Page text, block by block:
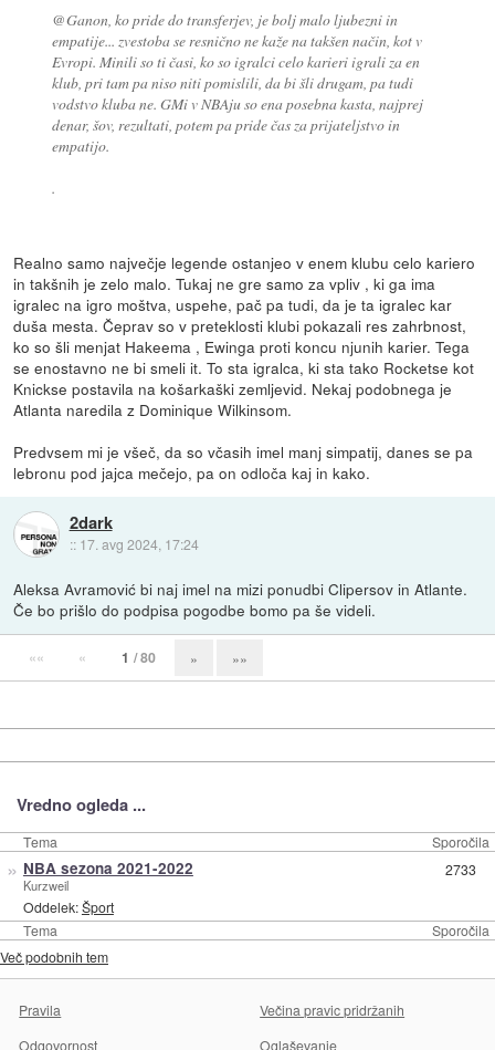
@Ganon, ko pride do transferjev, je bolj malo ljubezni in
empatije... zvestoba se resnično ne kaže na takšen način, kot v
Evropi. Minili so ti časi, ko so igralci celo karieri igrali za en
klub, pri tam pa niso niti pomislili, da bi šli drugam, pa tudi
vodstvo kluba ne. GMi v NBAju so ena posebna kasta, najprej
denar, šov, rezultati, potem pa pride čas za prijateljstvo in
empatijo.
.
Realno samo največje legende ostanjeo v enem klubu celo kariero
in takšnih je zelo malo. Tukaj ne gre samo za vpliv , ki ga ima
igralec na igro moštva, uspehe, pač pa tudi, da je ta igralec kar
duša mesta. Čeprav so v preteklosti klubi pokazali res zahrbnost,
ko so šli menjat Hakeema , Ewinga proti koncu njunih karier. Tega
se enostavno ne bi smeli it. To sta igralca, ki sta tako Rocketse kot
Knickse postavila na košarkaški zemljevid. Nekaj podobnega je
Atlanta naredila z Dominique Wilkinsom.
Predvsem mi je všeč, da so včasih imel manj simpatij, danes se pa
lebronu pod jajca mečejo, pa on odloča kaj in kako.
2dark
:: 17. avg 2024, 17:24
Aleksa Avramović bi naj imel na mizi ponudbi Clipersov in Atlante.
Če bo prišlo do podpisa pogodbe bomo pa še videli.
«« « 1 / 80 » »»
Vredno ogleda ...
Tema Sporočila
Tema Sporočila
» NBA sezona 2021-2022
Kurzweil
Oddelek:Šport
2733
Več podobnih tem
Pravila
Večina pravic pridržanih
Odgovornost
Oglaševanje